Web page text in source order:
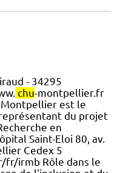
- 34295
chu-montpellier.fr
est le
du projet
en
Saint-Eloi 80, av.
Cedex 5
fr/irmb Rôle dans le